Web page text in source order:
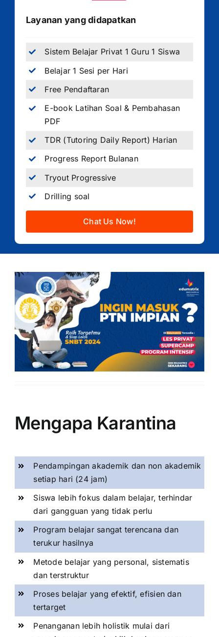
Layanan yang didapatkan
Sistem Belajar Privat 1 Guru 1 Siswa
Belajar 1 Sesi per Hari
Free Pendaftaran
E-book Latihan Soal & Pembahasan
PDF
TDR (Tutoring Daily Report) Harian
Progress Report Bulanan
Tryout Progressive
Drilling soal
Chat Us Now!
Mengapa Karantina
Pendampingan akademik dan non akademik
setiap hari (24 jam)
Siswa lebih fokus dalam belajar, terhindar
dari gangguan yang tidak perlu
Program belajar sangat terencana dan
terukur hasilnya
Metode belajar yang personal, sistematis
dan terstruktur
Proses belajar yang efektif, efisien dan
tertarget
Penanganan lebih holistik mulai dari